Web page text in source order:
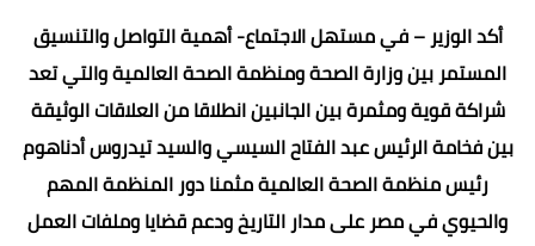
أكد الوزير – في مستهل الاجتماع- أهمية التواصل والتنسيق
المستمر بين وزارة الصحة ومنظمة الصحة العالمية والتي تعد
شراكة قوية ومثمرة بين الجانبين انطلاقا من العلاقات الوثيقة
بين فخامة الرئيس عبد الفتاح السيسي والسيد تيدروس أدناهوم
رئيس منظمة الصحة العالمية مثمنا دور المنظمة المهم
والحيوي في مصر على مدار التاريخ ودعم قضايا وملفات العمل